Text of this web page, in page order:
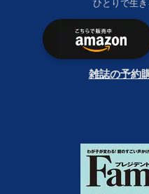
ひとりで生き
雑誌の予約